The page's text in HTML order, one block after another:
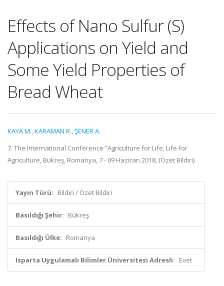
Effects of Nano Sulfur (S)
Applications on Yield and
Some Yield Properties of
Bread Wheat
KAYA M.,KARAMAN R.,ŞENER A.
7. The International Conference ”Agriculture for Life, Life for
Agriculture, Bükreş, Romanya, 7 - 09 Haziran 2018, (Özet Bildiri)
Yayın Türü: Bildiri / Özet Bildiri
Basıldığı Şehir: Bükreş
Basıldığı Ülke: Romanya
Isparta Uygulamalı Bilimler Üniversitesi Adresli: Evet